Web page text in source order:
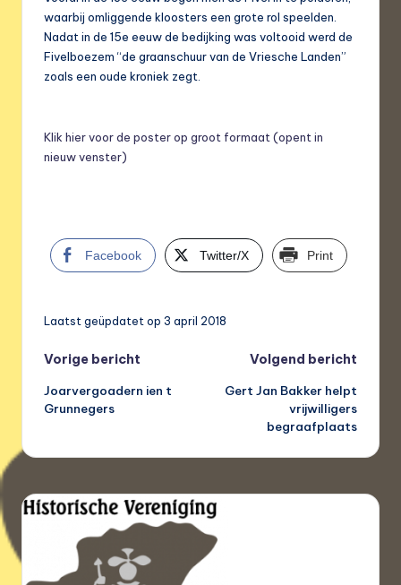
waarbij omliggende kloosters een grote rol speelden.
Nadat in de 15e eeuw de bedijking was voltooid werd de
Fivelboezem “de graanschuur van de Vriesche Landen”
zoals een oude kroniek zegt.
Klik hier voor de poster op groot formaat (opent in
nieuw venster)
Facebook Twitter/X Print
Laatst geüpdatet op 3 april 2018
Bericht
navigatie
Vorige bericht
Joarvergoadern ien t
Grunnegers
Volgend bericht
Gert Jan Bakker helpt
vrijwilligers
begraafplaats